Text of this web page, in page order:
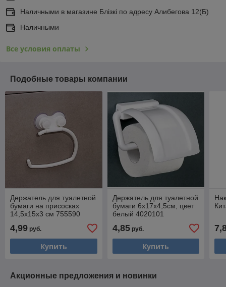
Наличными в магазине Блiзкi по адресу Алибегова 12(Б)
Наличными
Все условия оплаты
Подобные товары компании
Держатель для туалетной
бумаги на присосках
14,5х15х3 см 755590
4,99 руб.
Купить
Держатель для туалетной
бумаги 6х17х4,5см, цвет
белый 4020101
4,85руб.
Купить
Акционные предложения и новинки